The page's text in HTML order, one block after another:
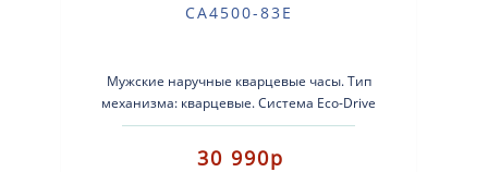
CA4500-83E
Мужские наручные кварцевые часы. Тип
механизма: кварцевые. Система Eco-Drive
(аккумулятор с питанием от световой..
30 990р